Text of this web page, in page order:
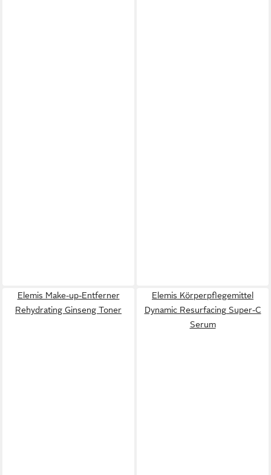
Elemis Make-up-Entferner
Rehydrating Ginseng Toner
Elemis Körperpflegemittel
Dynamic Resurfacing Super-C
Serum